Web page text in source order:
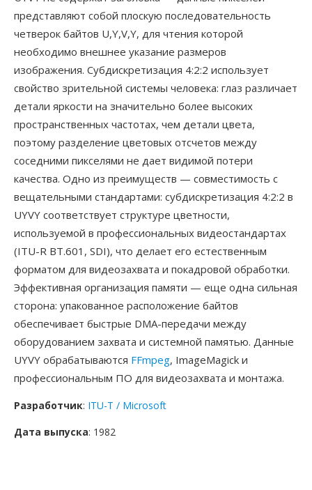
представляют собой плоскую последовательность
четверок байтов U,Y,V,Y, для чтения которой
необходимо внешнее указание размеров
изображения. Субдискретизация 4:2:2 использует
свойство зрительной системы человека: глаз различает
детали яркости на значительно более высоких
пространственных частотах, чем детали цвета,
поэтому разделение цветовых отсчетов между
соседними пикселями не дает видимой потери
качества. Одно из преимуществ — совместимость с
вещательными стандартами: субдискретизация 4:2:2 в
UYVY соответствует структуре цветности,
используемой в профессиональных видеостандартах
(ITU-R BT.601, SDI), что делает его естественным
форматом для видеозахвата и покадровой обработки.
Эффективная организация памяти — еще одна сильная
сторона: упакованное расположение байтов
обеспечивает быстрые DMA-передачи между
оборудованием захвата и системной памятью. Данные
UYVY обрабатываются FFmpeg, ImageMagick и
профессиональным ПО для видеозахвата и монтажа.
Разработчик: ITU-T / Microsoft
Дата выпуска: 1982